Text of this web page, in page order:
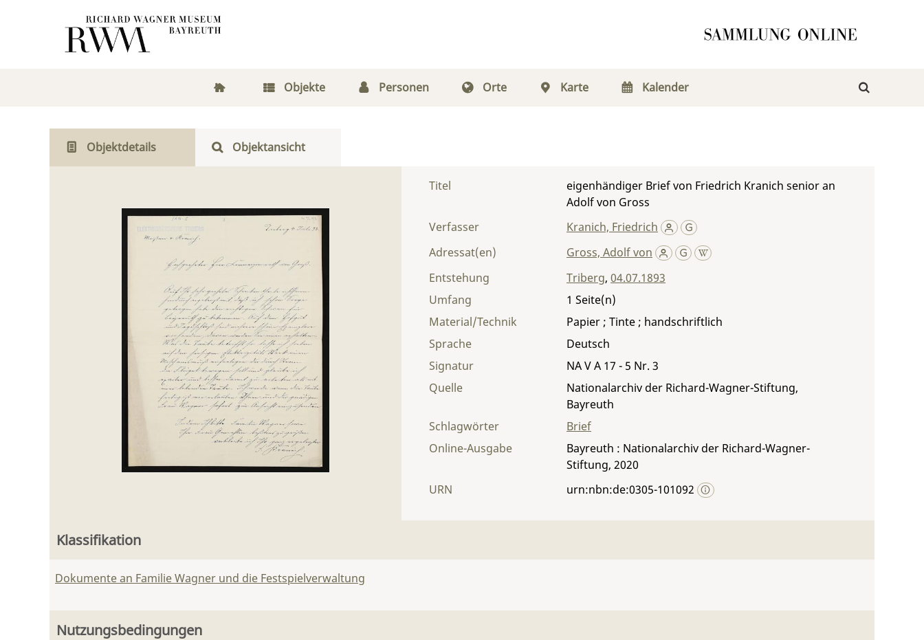
Objekte Personen Orte Karte Kalender
Objektdetails Objektansicht
Titel
eigenhändiger Brief von Friedrich Kranich senior an
Adolf von Gross
Verfasser
Kranich, Friedrich
Adressat(en)
Gross, Adolf von
Entstehung
Triberg, 04.07.1893
Umfang
1
Material/Technik
Papier ; Tinte ; handschriftlich
Sprache
Deutsch
Signatur
NA V A 17 - 5 Nr. 3
Quelle
Nationalarchiv der Richard-Wagner-Stiftung,
Bayreuth
Schlagwörter
Brief
Online-Ausgabe
Bayreuth : Nationalarchiv der Richard-Wagner-
Stiftung, 2020
URN
urn:nbn:de:0305-101092
Klassifikation
Dokumente an Familie Wagner und die Festspielverwaltung
Nutzungsbedingungen